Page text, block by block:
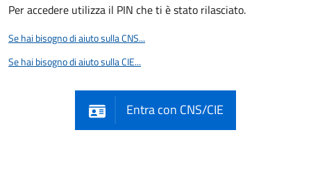
Per accedere utilizza il PIN che ti è stato rilasciato.
Se hai bisogno di aiuto sulla CNS...
Se hai bisogno di aiuto sulla CIE...
Entra con CNS/CIE